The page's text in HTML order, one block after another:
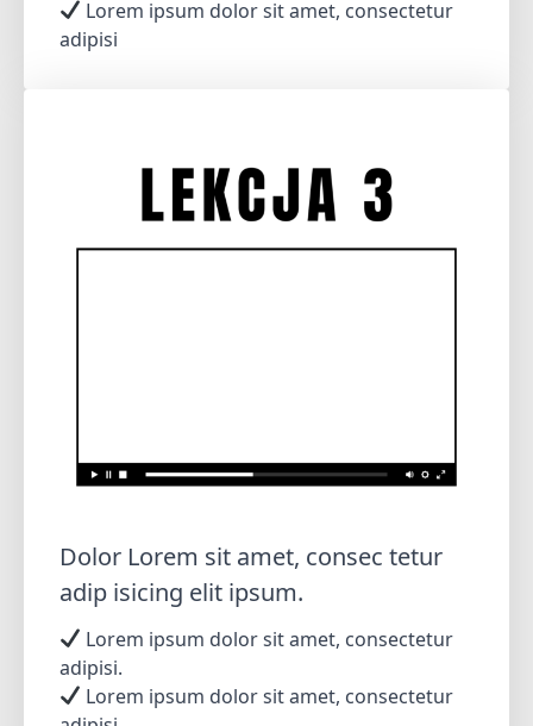
Lorem ipsum dolor sit amet, consectetur
adipisi
Dolor Lorem sit amet, consec tetur
adip isicing elit ipsum.
Lorem ipsum dolor sit amet, consectetur
adipisi.
Lorem ipsum dolor sit amet, consectetur